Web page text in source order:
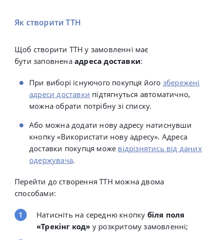
Як створити ТТН
Щоб створити ТТН у замовленні має
бути заповнена адреса доставки:
При виборі існуючого покупця його збережені
адреси доставки підтягнуться автоматично,
можна обрати потрібну зі списку.
Або можна додати нову адресу натиснувши
кнопку«Використати нову адресу». Адреса
доставки покупця може відрізнятись від даних
одержувача.
Перейти до створення ТТН можна двома
способами:
Натисніть на середню кнопку біля поля
«Трекінг код» у розкритому замовленні;